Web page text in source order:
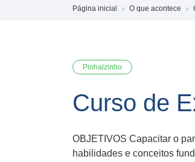
Página inicial O que acontece
Pinhalzinho
Curso de
OBJETIVOS Capacitar o
habilidades e conceitos